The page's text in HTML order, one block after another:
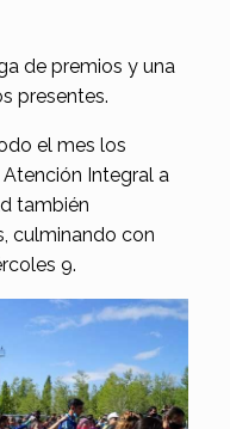
de premios y una
presentes.
el mes los
Integral a
también
culminando con
9.